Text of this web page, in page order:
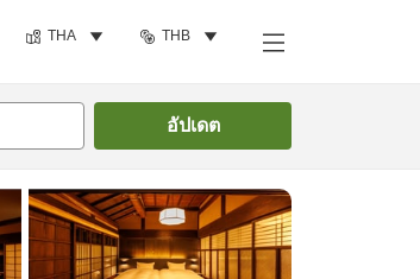
THA THB
อัปเดต
ค้นหาห้องพัก